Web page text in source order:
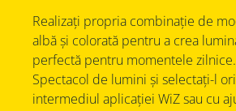
Realizați propria combinație de
albă și colorată pentru a crea
perfectă pentru momentele
Spectacol de lumini și selectați-l
intermediul aplicației WiZ sau cu